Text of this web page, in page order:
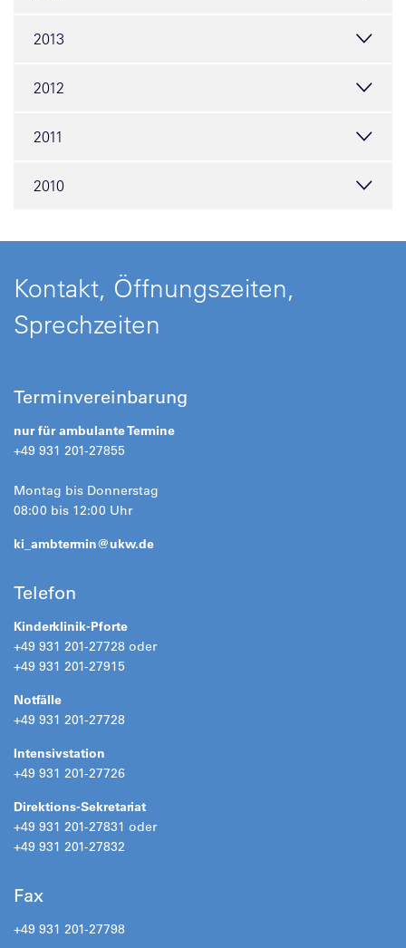
2013
2012
2011
2010
Kontakt, Öffnungszeiten,
Sprechzeiten
Terminvereinbarung
nur für ambulante Termine
+49 931 201-27855
Montag bis Donnerstag
08:00 bis 12:00 Uhr
ki_ambtermin@ukw.de
Telefon
Kinderklinik-Pforte
+49 931 201-27728 oder
+49 931 201-27915
Notfälle
+49 931 201-27728
Intensivstation
+49 931 201-27726
Direktions-Sekretariat
+49 931 201-27831 oder
+49 931 201-27832
Fax
+49 931 201-27798